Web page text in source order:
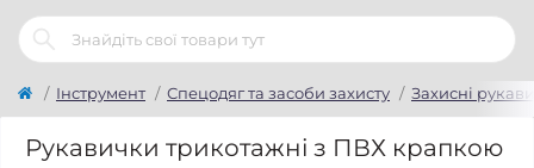
Інструмент Спецодяг та засоби захисту Захисні
Рукавички трикотажні з ПВХ крапкою